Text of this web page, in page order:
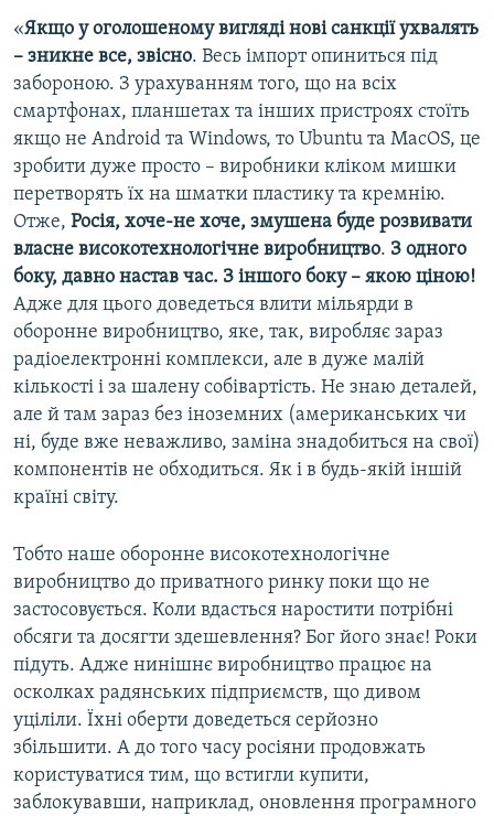
«Якщо у оголошеному вигляді нові санкції ухвалять
– зникне все, звісно. Весь імпорт опиниться під
забороною. З урахуванням того, що на всіх
смартфонах, планшетах та інших пристроях стоїть
якщо не Android та Windows, то Ubuntu та MacOS, це
зробити дуже просто – виробники кліком мишки
перетворять їх на шматки пластику та кремнію.
Отже, Росія, хоче-не хоче, змушена буде розвивати
власне високотехнологічне виробництво. З одного
боку, давно настав час. З іншого боку – якою ціною!
Адже для цього доведеться влити мільярди в
оборонне виробництво, яке, так, виробляє зараз
радіоелектронні комплекси, але в дуже малій
кількості і за шалену собівартість. Не знаю деталей,
але й там зараз без іноземних (американських чи
ні, буде вже неважливо, заміна знадобиться на свої)
компонентів не обходиться. Як і в будь-якій іншій
країні світу.
Тобто наше оборонне високотехнологічне
виробництво до приватного ринку поки що не
застосовується. Коли вдасться наростити потрібні
обсяги та досягти здешевлення? Бог його знає! Роки
підуть. Адже нинішнє виробництво працює на
осколках радянських підприємств, що дивом
уціліли. Їхні оберти доведеться серйозно
збільшити. А до того часу росіяни продовжать
користуватися тим, що встигли купити,
заблокувавши, наприклад, оновлення програмного